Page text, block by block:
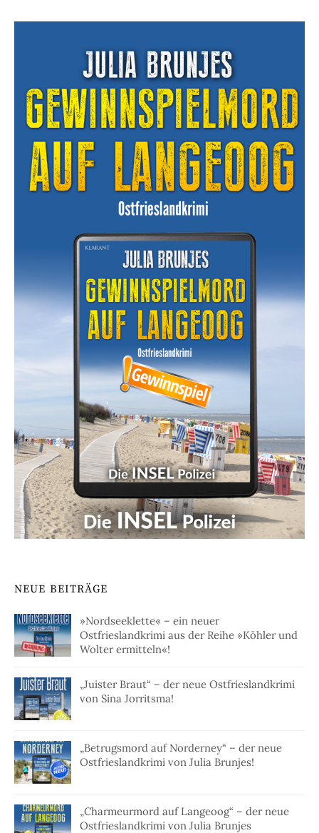
NEUE BEITRÄGE
»Nordseeklette« – ein neuer
Ostfrieslandkrimi aus der Reihe »Köhler und
Wolter ermitteln«!
„Juister Braut“ – der neue Ostfrieslandkrimi
von Sina Jorritsma!
„Betrugsmord auf Norderney“ – der neue
Ostfrieslandkrimi von Julia Brunjes!
„Charmeurmord auf Langeoog“ – der neue
Ostfrieslandkrimi von Julia Brunjes